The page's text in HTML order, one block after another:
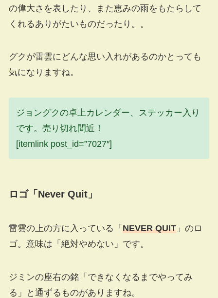
の偉大さを表したり、また恵みの雨をもたらして
くれるありがたいものだったり。。
グクが雷雲にどんな思い入れがあるのかとっても
気になりますね。
ジョングクの卓上カレンダー、ステッカー入り
です。売り切れ間近！
[itemlink post_id=”7027″]
ロゴ「Never Quit」
雷雲の上の方に入っている「 NEVER QUIT」のロ
ゴ。意味は「絶対やめない」です。
ジミンの座右の銘「できなくなるまでやってみ
る」と通ずるものがありますね。